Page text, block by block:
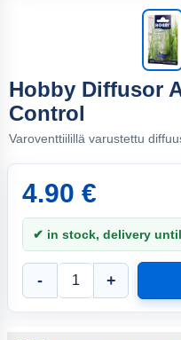
Hobby Diffusor
Control
Varoventtiilillä varustettu
4.90 €
✔ in stock, delivery until
- +